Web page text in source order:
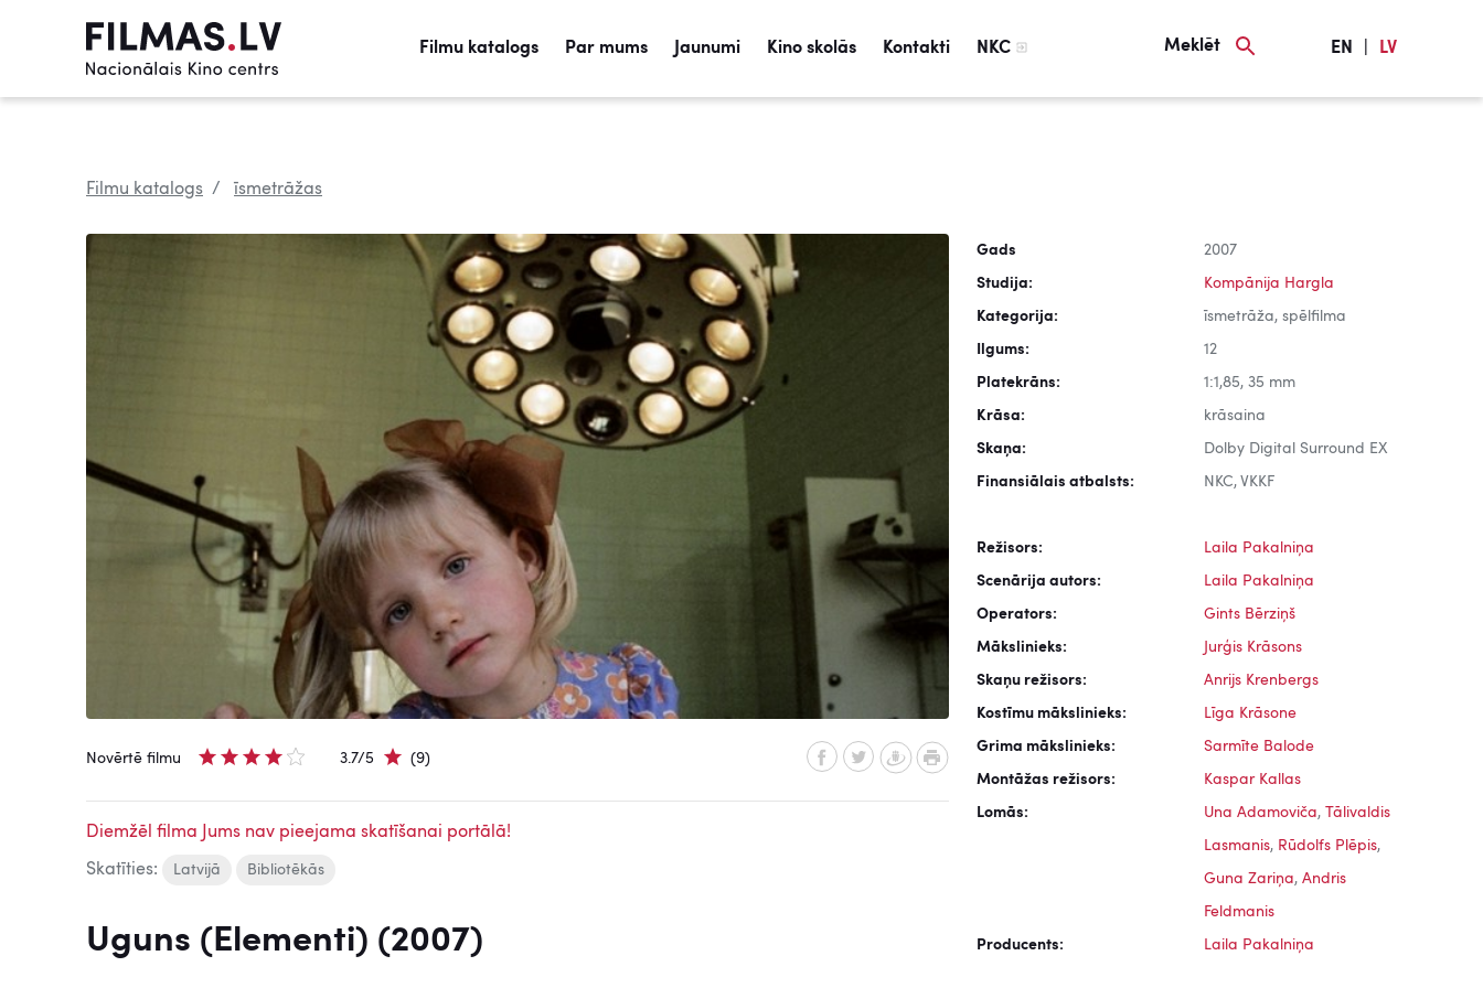
Filmu katalogs Par mums Jaunumi Kino skolās Kontakti NKC Meklēt EN LV
Filmu katalogs īsmetrāžas
Novērtē filmu 3.7/5 (9)
Diemžēl filma Jums nav pieejama skatīšanai portālā!
Skatīties: Latvijā Bibliotēkās
Uguns (Elementi) (2007)
Gads 2007
Studija: Kompānija Hargla
Kategorija: īsmetrāža, spēlfilma
Ilgums: 12
Platekrāns: 1:1,85, 35 mm
Krāsa: krāsaina
Skaņa: Dolby Digital Surround EX
Finansiālais atbalsts: NKC, VKKF
Režisors: Laila Pakalniņa
Scenārija autors: Laila Pakalniņa
Operators: Gints Bērziņš
Mākslinieks: Jurģis Krāsons
Skaņu režisors: Anrijs Krenbergs
Kostīmu mākslinieks: Līga Krāsone
Grima mākslinieks: Sarmīte Balode
Montāžas režisors: Kaspar Kallas
Lomās: Una Adamoviča, Tālivaldis
Lasmanis, Rūdolfs Plēpis,
Guna Zariņa, Andris
Feldmanis
Producents: Laila Pakalniņa